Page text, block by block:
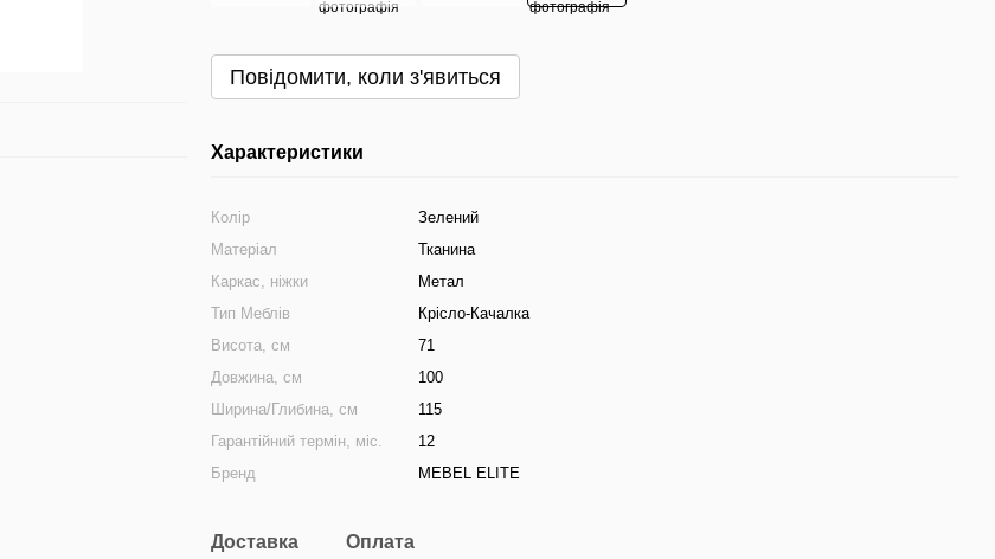
Повідомити, коли з'явиться
Характеристики
Колір
Зелений
Матеріал
Тканина
Каркас, ніжки
Метал
Тип Меблів
Крісло-Качалка
Висота, см
71
Довжина, см
100
Ширина/Глибина, см
115
Гарантійний термін, міс.
12
Бренд
MEBEL ELITE
Доставка Оплата